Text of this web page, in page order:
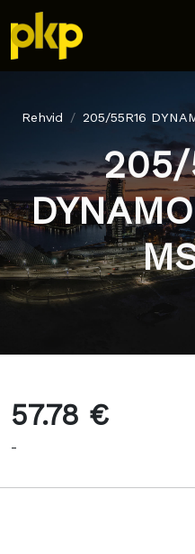
Rehvid 205/55R16
205/
57.78 €
-